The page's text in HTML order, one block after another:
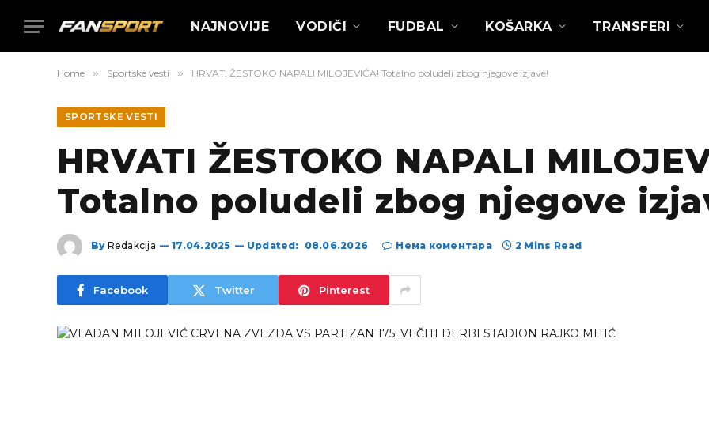
NAJNOVIJE VODIČI FUDBAL KOŠARKA TRANSFERI
Home » Sportske vesti » HRVATI ŽESTOKO NAPALI MILOJEVIĆA! Totalno poludeli zbog njegove izjave!
SPORTSKE VESTI
HRVATI ŽESTOKO NAPALI
Totalno poludeli zbog njegove
By Redakcija 17.04.2025 Updated: 08.06.2026 Нема коментара 2 Mins Read
Facebook Twitter Pinterest